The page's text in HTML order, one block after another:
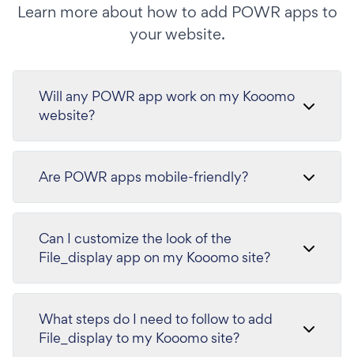
Learn more about how to add POWR apps to
your website.
Will any POWR app work on my Kooomo
website?
Are POWR apps mobile-friendly?
Can I customize the look of the
File_display app on my Kooomo site?
What steps do I need to follow to add
File_display to my Kooomo site?